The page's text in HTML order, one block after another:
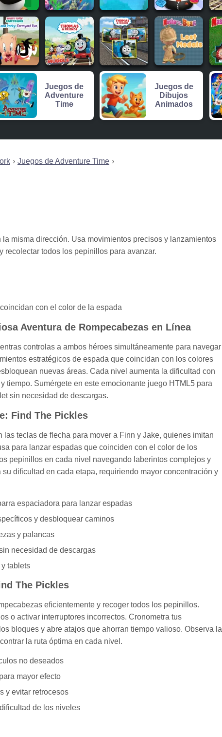
Juegos de Adventure Time
misma dirección. Usa movimientos precisos y lanzamientos
todos los pepinillos para avanzar.
con el color de la espada
Aventura de Rompecabezas en Línea
controlas a ambos héroes simultáneamente para navegar
estratégicos de espada que coincidan con los colores
nuevas áreas. Cada nivel aumenta la dificultad con
tiempo. Sumérgete en este emocionante juego HTML5 para
sin necesidad de descargas.
Find The Pickles
teclas de flecha para mover a Finn y Jake, quienes imitan
para lanzar espadas que coinciden con el color de los
pepinillos en cada nivel navegando laberintos complejos y
dificultad en cada etapa, requiriendo mayor concentración y
espaciadora para lanzar espadas
y desbloquear caminos
y palancas
necesidad de descargas
tablets
The Pickles
eficientemente y recoger todos los pepinillos.
o activar interruptores incorrectos. Cronometra tus
bloques y abre atajos que ahorran tiempo valioso. Observa la
la ruta óptima en cada nivel.
no deseados
mayor efecto
y evitar retrocesos
de los niveles
Juegos de
Adventure
Time
Juegos de
Dibujos
Animados